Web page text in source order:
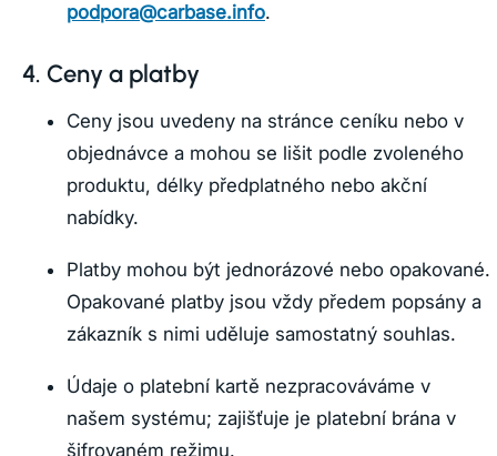
podpora@carbase.info.
4. Ceny a platby
Ceny jsou uvedeny na stránce ceníku nebo v
objednávce a mohou se lišit podle zvoleného
produktu, délky předplatného nebo akční
nabídky.
Platby mohou být jednorázové nebo opakované.
Opakované platby jsou vždy předem popsány a
zákazník s nimi uděluje samostatný souhlas.
Údaje o platební kartě nezpracováváme v
našem systému; zajišťuje je platební brána v
šifrovaném režimu.